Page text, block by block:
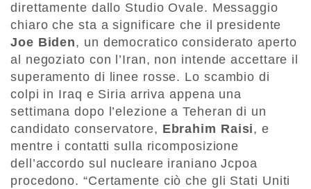
direttamente dallo Studio Ovale. Messaggio
chiaro che sta a significare che il presidente
Joe Biden, un democratico considerato aperto
al negoziato con l’Iran, non intende accettare il
superamento di linee rosse. Lo scambio di
colpi in Iraq e Siria arriva appena una
settimana dopo l’elezione a Teheran di un
candidato conservatore, Ebrahim Raisi, e
mentre i contatti sulla ricomposizione
dell’accordo sul nucleare iraniano Jcpoa
procedono. “Certamente ciò che gli Stati Uniti